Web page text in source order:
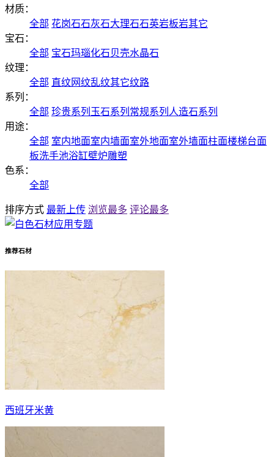
材质：
全部 花岗石石灰石大理石石英岩板岩其它
宝石：
全部 宝石玛瑙化石贝壳水晶石
纹理：
全部 直纹网纹乱纹其它纹路
系列：
全部 珍贵系列 玉石系列 常规系列 人造石系列
用途：
全部 室内地面室内墙面室外地面室外墙面柱面楼梯台面
板洗手池浴缸壁炉雕塑
色系：
全部
排序方式 最新上传 浏览最多 评论最多
推荐石材
西班牙米黄